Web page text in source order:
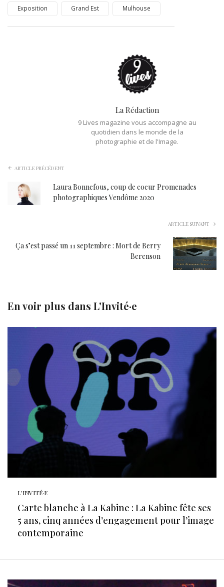
Exposition Grand Est Mulhouse
La Rédaction
9 Lives magazine vous accompagne au
quotidien dans le monde de la
photographie et de l'Image.
ARTICLE PRÉCÉDENT
Laura Bonnefous, coup de coeur Promenades
photographiques Vendôme 2020
ARTICLE SUIVANT
Ça s’est passé un 11 septembre : Mort de Berry
Berenson
En voir plus dans L'Invité·e
L'INVITÉ·E
Carte blanche à La Kabine : La Kabine fête ses
5 ans, cinq années d’engagement pour l’image
contemporaine